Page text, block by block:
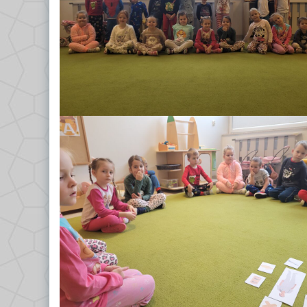
Dokumenty/Procedury
Religia
Pedagog
GRUPA VII – TROPICIELE
GRUPA VIII – PSZCZÓŁKI